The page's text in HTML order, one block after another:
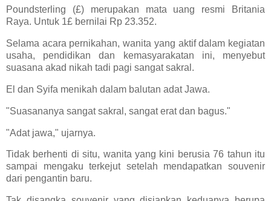
Poundsterling (£) merupakan mata uang resmi Britania
Raya. Untuk 1£ bernilai Rp 23.352.
Selama acara pernikahan, wanita yang aktif dalam kegiatan
usaha, pendidikan dan kemasyarakatan ini, menyebut
suasana akad nikah tadi pagi sangat sakral.
El dan Syifa menikah dalam balutan adat Jawa.
"Suasananya sangat sakral, sangat erat dan bagus."
"Adat jawa," ujarnya.
Tidak berhenti di situ, wanita yang kini berusia 76 tahun itu
sampai mengaku terkejut setelah mendapatkan souvenir
dari pengantin baru.